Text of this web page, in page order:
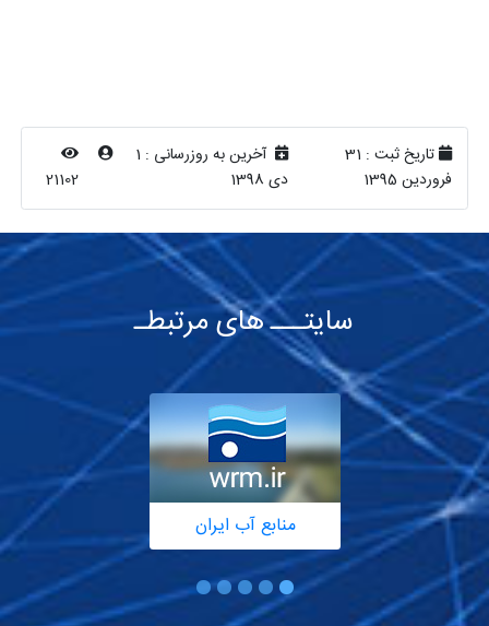
تاریخ ثبت : 31
فروردین 1395
آخرین به روزرسانی : 1
دی 1398
21102
سایتـــ های مرتبطـ
منابع آب ایران